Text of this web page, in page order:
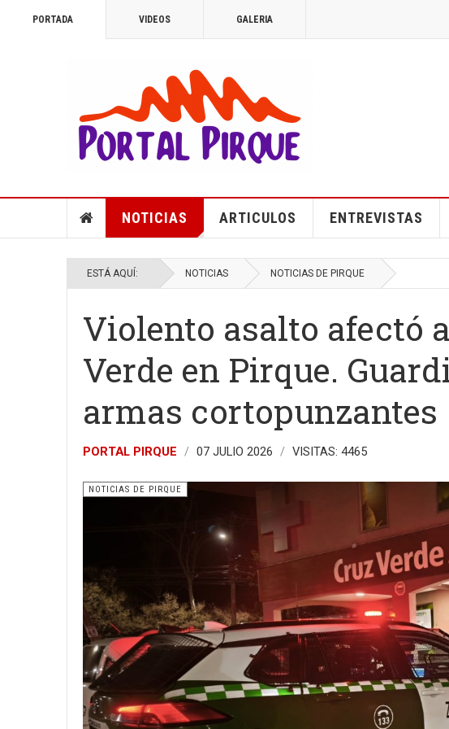
PORTADA VIDEOS GALERIA
NOTICIAS ARTICULOS ENTREVISTAS
ESTÁ AQUÍ: NOTICIAS NOTICIAS DE PIRQUE
Violento asalto afectó
Verde en Pirque.
armas cortopunzantes
PORTAL PIRQUE 07 JULIO 2026 VISITAS: 4465
NOTICIAS DE PIRQUE